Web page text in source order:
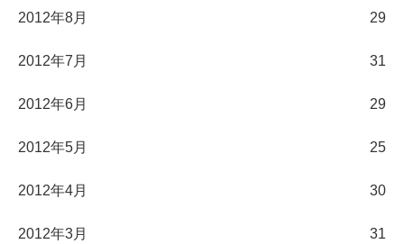
2012年8月 29
2012年7月 31
2012年6月 29
2012年5月 25
2012年4月 30
2012年3月 31